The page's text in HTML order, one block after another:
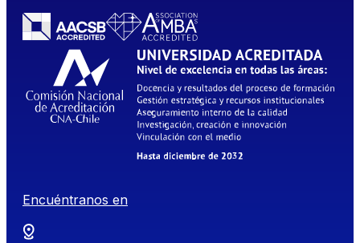
Encuéntranos en